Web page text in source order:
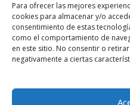
Para ofrecer las mejores
cookies para almacenar y/o
consentimiento de estas
como el comportamiento de
en este sitio. No consentir o
negativamente a ciertas